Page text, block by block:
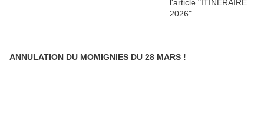
ANNULATION DU MOMIGNIES DU 28 MARS !